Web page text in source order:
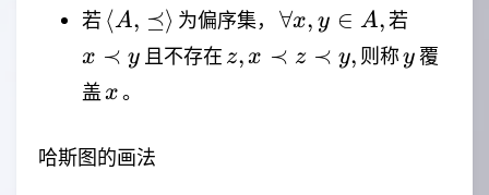
若 \langle
A,\preceq
\rangle
⟨A, ⪯⟩ 为偏序集，\forall
x,y
\in A,
∀x, y ∈ A,若
\prec
y
x ≺ y 且不存在 z,x
z, x ≺ z ≺ y, 则称y
y覆
盖 x
x。
哈斯图的画法